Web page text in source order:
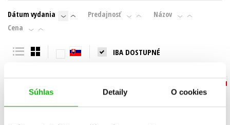
Súhlas Detaily O cookies
Dátum vydania Predajnosť
Názov
Cena
IBA DOSTUPNÉ